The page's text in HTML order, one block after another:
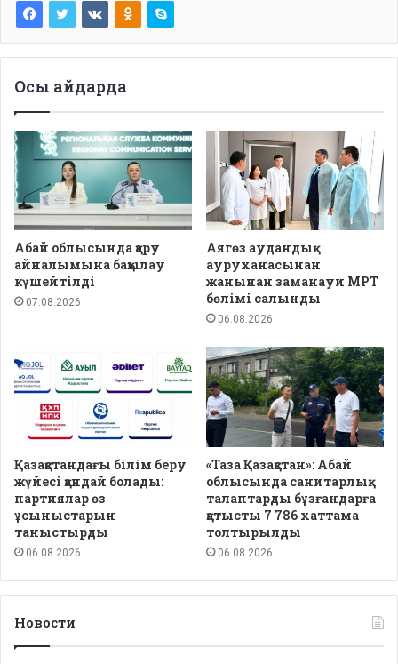
Осы айдарда
Абай облысында қару
айналымына бақылау
күшейтілді
07.08.2026
Аягөз аудандық
ауруханасынан
жанынан заманауи МРТ
бөлімі салынды
06.08.2026
Қазақстандағы білім беру
жүйесі қандай болады:
партиялар өз
ұсыныстарын
таныстырды
06.08.2026
«Таза Қазақстан»: Абай
облысында санитарлық
талаптарды бұзғандарға
қатысты 7 786 хаттама
толтырылды
06.08.2026
Новости